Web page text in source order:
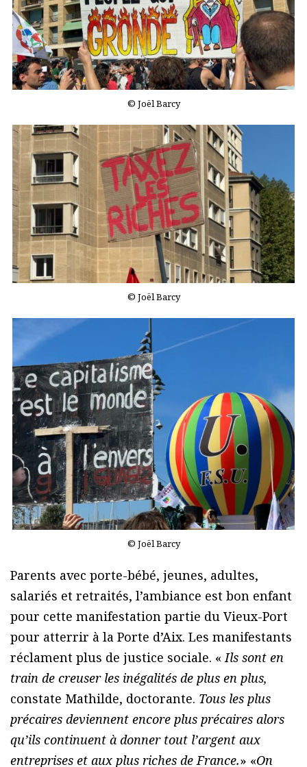
© Joël Barcy
© Joël Barcy
© Joël Barcy
Parents avec porte-bébé, jeunes, adultes,
salariés et retraités, l’ambiance est bon enfant
pour cette manifestation partie du Vieux-Port
pour atterrir à la Porte d’Aix. Les manifestants
réclament plus de justice sociale. «Ils sont en
train de creuser les inégalités de plus en plus,
constate Mathilde, doctorante. Tous les plus
précaires deviennent encore plus précaires alors
qu’ils continuent à donner tout l’argent aux
entreprises et aux plus riches de France.» «On